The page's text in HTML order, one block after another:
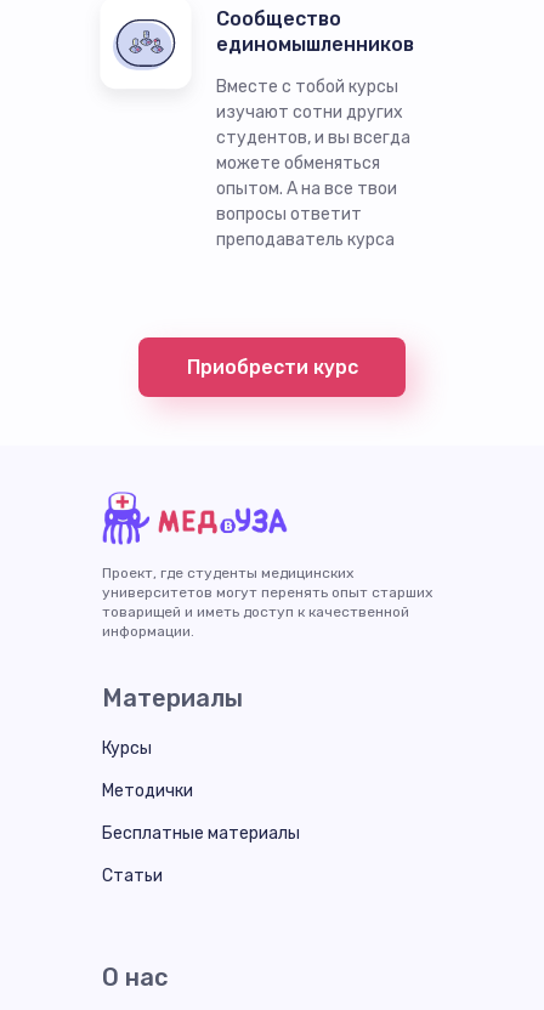
Сообщество
единомышленников
Вместе с тобой курсы
изучают сотни других
студентов, и вы всегда
можете обменяться
опытом. А на все твои
вопросы ответит
преподаватель курса
Приобрести курс
Проект, где студенты медицинских
университетов могут перенять опыт старших
товарищей и иметь доступ к качественной
информации.
Материалы
Курсы
Методички
Бесплатные материалы
Статьи
О нас